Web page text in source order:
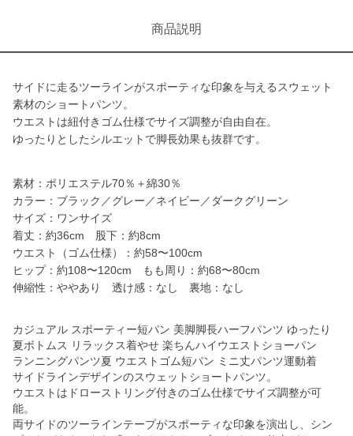
商品説明
サイドに走るツーラインがスポーティな印象を与えるスウェット
素材のショートパンツ。
ウエストは紐付きゴム仕様でサイズ調整が自由自在。
ゆったりとしたシルエットで脚長効果も抜群です。
素材：ポリエステル70％＋綿30％
カラー：ブラック／グレー／ネイビー／ダークグリーン
サイズ：ワンサイズ
着丈：約36cm 股下：約8cm
ウエスト（ゴム仕様）：約58〜100cm
ヒップ：約108〜120cm もも周り：約68〜80cm
伸縮性：ややあり 透け感：なし 裏地：なし
カジュアル スポーティー短パン 美脚脚長ハーフパンツ ゆったり
夏ボトムス リラックス着やせ 楽ちんハイウエストショーパン
ランニングパンツ夏 ウエストゴム短パン ミニ丈パンツ運動着
サイドラインデザインのスウェットショートパンツ。
ウエストはドローストリング付きのゴム仕様でサイズ調整が可
能。
両サイドのツーラインテープがスポーティな印象を演出し、シン